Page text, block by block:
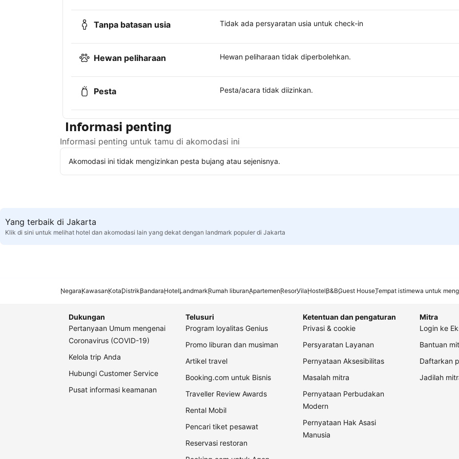
Tanpa batasan usia Tidak ada persyaratan usia untuk check-in
Hewan peliharaan Hewan peliharaan tidak diperbolehkan.
Pesta Pesta/acara tidak diizinkan.
Informasi penting
Informasi penting untuk tamu di akomodasi ini
Akomodasi ini tidak mengizinkan pesta bujang atau sejenisnya.
Yang terbaik di Jakarta
Klik di sini untuk melihat hotel dan akomodasi lain yang dekat dengan landmark populer di Jakarta
NegaraKawasanKotaDistrikBandaraHotelLandmarkRumah liburanApartemenResorVilaHostelB&BGuest HouseTempat istimewa untuk
Dukungan
Pertanyaan Umum mengenai
Coronavirus (COVID-19)
Kelola trip Anda
Hubungi Customer Service
Pusat informasi keamanan
Telusuri
Program loyalitas Genius
Promo liburan dan musiman
Artikel travel
Booking.com untuk Bisnis
Traveller Review Awards
Rental Mobil
Pencari tiket pesawat
Reservasi restoran
Ketentuan dan pengaturan
Privasi & cookie
Persyaratan Layanan
Pernyataan Aksesibilitas
Masalah mitra
Pernyataan Perbudakan
Modern
Pernyataan Hak Asasi
Manusia
Mitra
Login ke
Bantuan
Daftarkan
Jadilah